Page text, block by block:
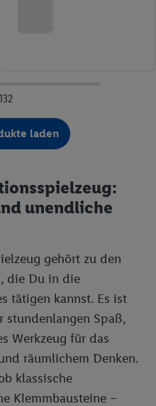
laden
unendliche
gehört zu den
die Du in die
tätigen kannst. Es ist
stundenlangen Spaß,
Werkzeug für das
räumlichem Denken.
klassische
Klemmbausteine –